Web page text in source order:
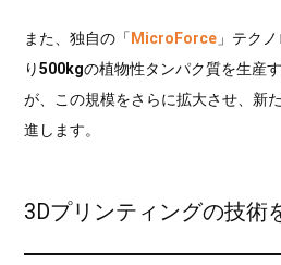
また、独自の「 MicroForce 」テク
り500kgの植物性タンパク質を生産
が、この規模をさらに拡大させ、新
進します。
3Dプリンティングの技術